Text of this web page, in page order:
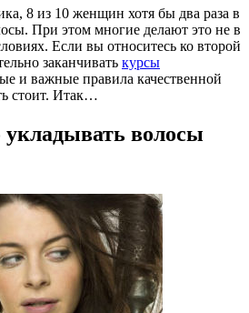
8 из 10 женщин хотя бы два раза в
При этом многие делают это не в
Если вы относитесь ко второй
заканчивать курсы
и важные правила качественной
стоит. Итак…
волосы